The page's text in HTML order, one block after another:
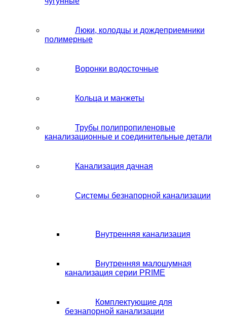
Люки, колодцы и дождеприемники
полимерные
Воронки водосточные
Кольца и манжеты
Трубы полипропиленовые
канализационные и соединительные детали
Канализация дачная
Системы безнапорной канализации
Внутренняя канализация
Внутренняя малошумная
канализация серии PRIME
Комплектующие для
безнапорной канализации